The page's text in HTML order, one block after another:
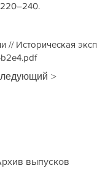
Историческая
>
выпусков